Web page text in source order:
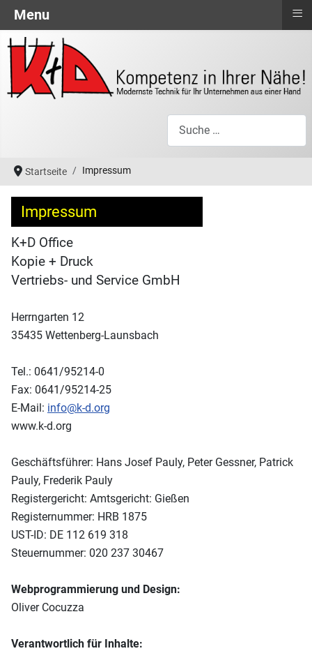
Startseite Impressum
Impressum
K+D Office
Kopie + Druck
Vertriebs- und Service GmbH
Herrngarten 12
35435 Wettenberg-Launsbach
Tel.: 0641/95214-0
Fax: 0641/95214-25
E-Mail: info@k-d.org
www.k-d.org
Geschäftsführer: Hans Josef Pauly, Peter Gessner, Patrick
Pauly, Frederik Pauly
Registergericht: Amtsgericht: Gießen
Registernummer: HRB 1875
UST-ID: DE 112 619 318
Steuernummer: 020 237 30467
Webprogrammierung und Design:
Oliver Cocuzza
Verantwortlich für Inhalte:
Menu ≡